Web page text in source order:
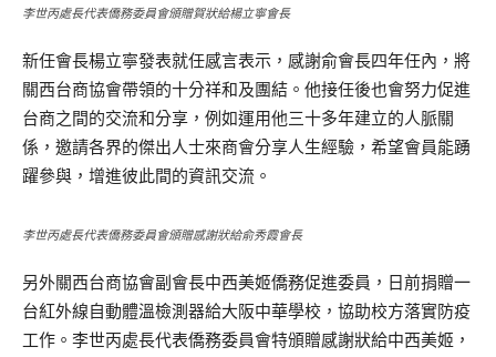
李世丙處長代表僑務委員會頒贈賀狀給楊立寧會長
新任會長楊立寧發表就任感言表示，感謝俞會長四年任內，將
關西台商協會帶領的十分祥和及團結。他接任後也會努力促進
台商之間的交流和分享，例如運用他三十多年建立的人脈關
係，邀請各界的傑出人士來商會分享人生經驗，希望會員能踴
躍參與，增進彼此間的資訊交流。
李世丙處長代表僑務委員會頒贈感謝狀給俞秀霞會長
另外關西台商協會副會長中西美姬僑務促進委員，日前捐贈一
台紅外線自動體溫檢測器給大阪中華學校，協助校方落實防疫
工作。李世丙處長代表僑務委員會特頒贈感謝狀給中西美姬，